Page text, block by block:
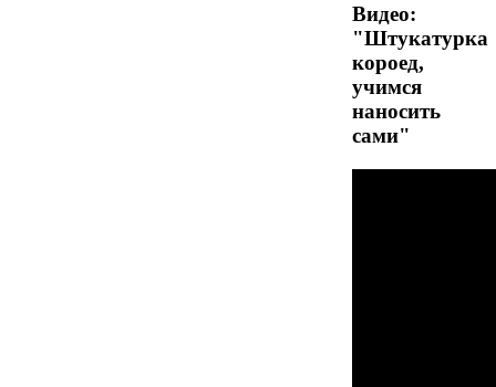
Видео:
"Штукатурка
короед,
учимся
наносить
сами"